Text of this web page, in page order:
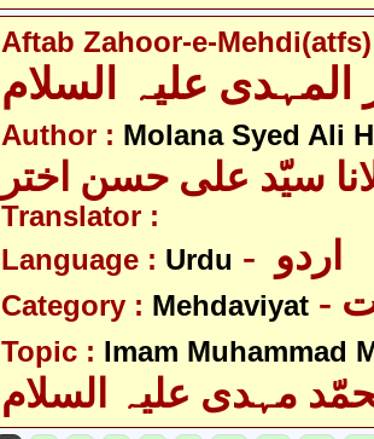
Aftab Zahoor-e-Mehdi(atfs)
علیہ السلام
Author : Molana Syed Ali
سیّد علی حسن اختر
Translator :
Language : Urdu
Category : Mehdaviyat
Topic : Imam Muhammad
مہدی علیہ السلام